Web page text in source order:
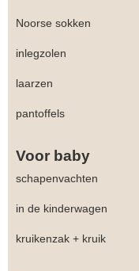
Noorse sokken
inlegzolen
laarzen
pantoffels
Voor baby
schapenvachten
in de kinderwagen
kruikenzak + kruik